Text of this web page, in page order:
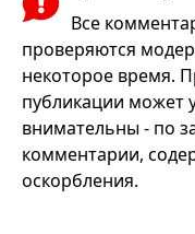
Все
проверяются
некоторое время.
публикации может
внимательны - по
комментарии,
оскорбления.